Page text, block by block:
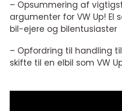
– Opsummering af
argumenter for VW Up!
bil-ejere og bilentusiaster
– Opfordring til handling
skifte til en elbil som VW